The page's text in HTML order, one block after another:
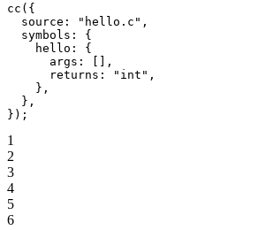
cc ({
  source:
"hello.c" ,
  symbols: {
    hello: {
      args: [],
      returns:
"int" ,
    },
  },
});
1
2
3
4
5
6